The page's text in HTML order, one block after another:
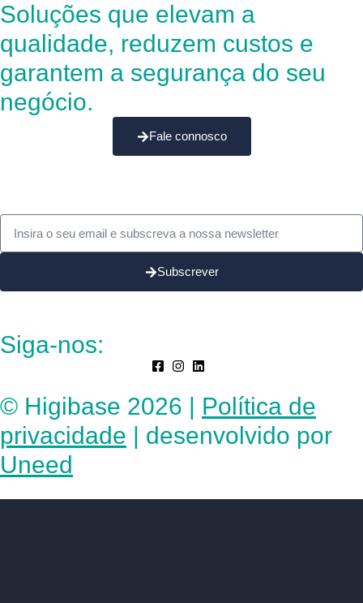
Soluções que elevam a
qualidade, reduzem custos e
garantem a segurança do seu
negócio.
Fale connosco
Subscrever
Siga-nos:
© Higibase 2026 | Política de
privacidade | desenvolvido por
Uneed